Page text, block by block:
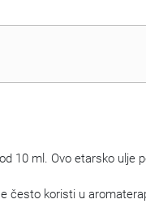
10 ml. Ovo etarsko ulje
često koristi u